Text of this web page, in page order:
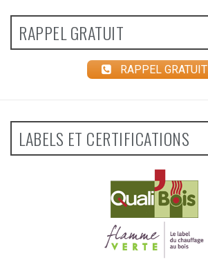
RAPPEL GRATUIT
RAPPEL GRATUIT
LABELS ET CERTIFICATIONS